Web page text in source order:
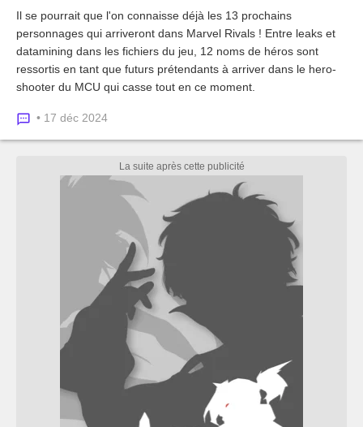
Il se pourrait que l'on connaisse déjà les 13 prochains
personnages qui arriveront dans Marvel Rivals ! Entre leaks et
datamining dans les fichiers du jeu, 12 noms de héros sont
ressortis en tant que futurs prétendants à arriver dans le hero-
shooter du MCU qui casse tout en ce moment.
• 17 déc 2024